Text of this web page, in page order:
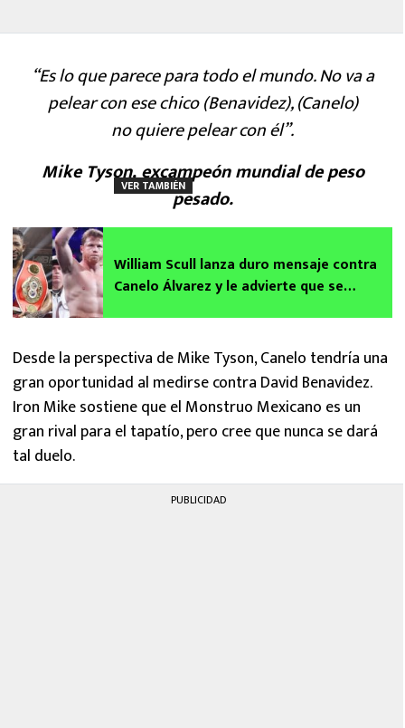
“Es lo que parece para todo el mundo. No va a
pelear con ese chico (Benavidez), (Canelo)
no quiere pelear con él”.
Mike Tyson, excampeón mundial de peso
pesado.
VER TAMBIÉN
William Scull lanza duro mensaje contra
Canelo Álvarez y le advierte que se
Desde la perspectiva de Mike Tyson, Canelo tendría una
gran oportunidad al medirse contra David Benavidez.
Iron Mike sostiene que el Monstruo Mexicano es un
gran rival para el tapatío, pero cree que nunca se dará
tal duelo.
PUBLICIDAD